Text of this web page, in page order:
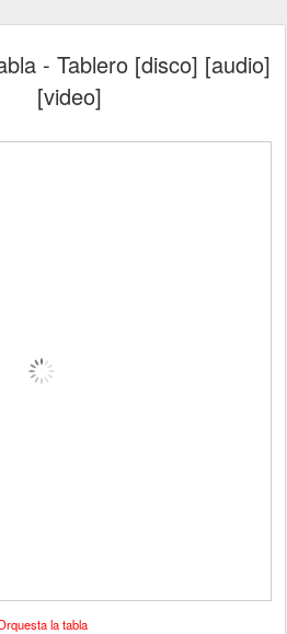
- Tablero [disco] [audio]
[video]
la tabla